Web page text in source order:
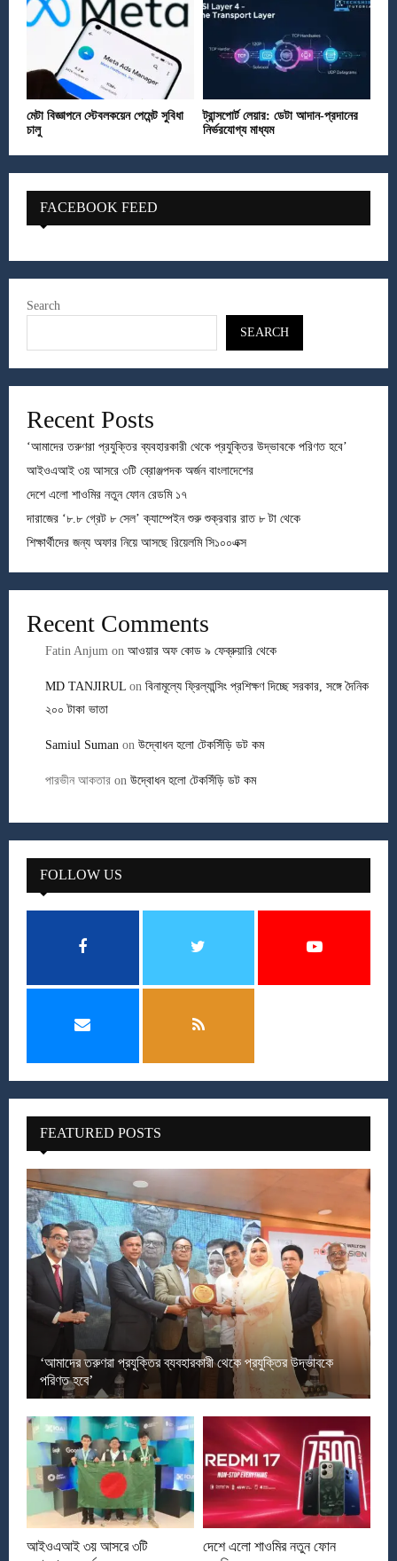
মেটা বিজ্ঞাপনে স্টেবলকয়েন পেমেন্ট সুবিধা
চালু
ট্রান্সপোর্ট লেয়ার: ডেটা আদান-প্রদানের
নির্ভরযোগ্য মাধ্যম
FACEBOOK FEED
Search
SEARCH
Recent Posts
‘আমাদের তরুণরা প্রযুক্তির ব্যবহারকারী থেকে প্রযুক্তির উদ্ভাবকে পরিণত হবে’
আইওএআই ৩য় আসরে ৩টি ব্রোঞ্জপদক অর্জন বাংলাদেশের
দেশে এলো শাওমির নতুন ফোন রেডমি ১৭
দারাজের ‘৮.৮ গ্রেট ৮ সেল’ ক্যাম্পেইন শুরু শুক্রবার রাত ৮ টা থেকে
শিক্ষার্থীদের জন্য অফার নিয়ে আসছে রিয়েলমি সি১০০এক্স
Recent Comments
Fatin Anjum on আওয়ার অফ কোড ৯ ফেব্রুয়ারি থেকে
MD TANJIRUL on বিনামূল্যে ফ্রিল্যান্সিং প্রশিক্ষণ দিচ্ছে সরকার, সঙ্গে দৈনিক
২০০ টাকা ভাতা
Samiul Suman on উদ্বোধন হলো টেকসিঁড়ি ডট কম
পারভীন আকতার on উদ্বোধন হলো টেকসিঁড়ি ডট কম
FOLLOW US
FEATURED POSTS
‘আমাদের তরুণরা প্রযুক্তির ব্যবহারকারী থেকে প্রযুক্তির উদ্ভাবকে
পরিণত হবে’
আইওএআই ৩য় আসরে ৩টি
দেশে এলো শাওমির নতুন ফোন